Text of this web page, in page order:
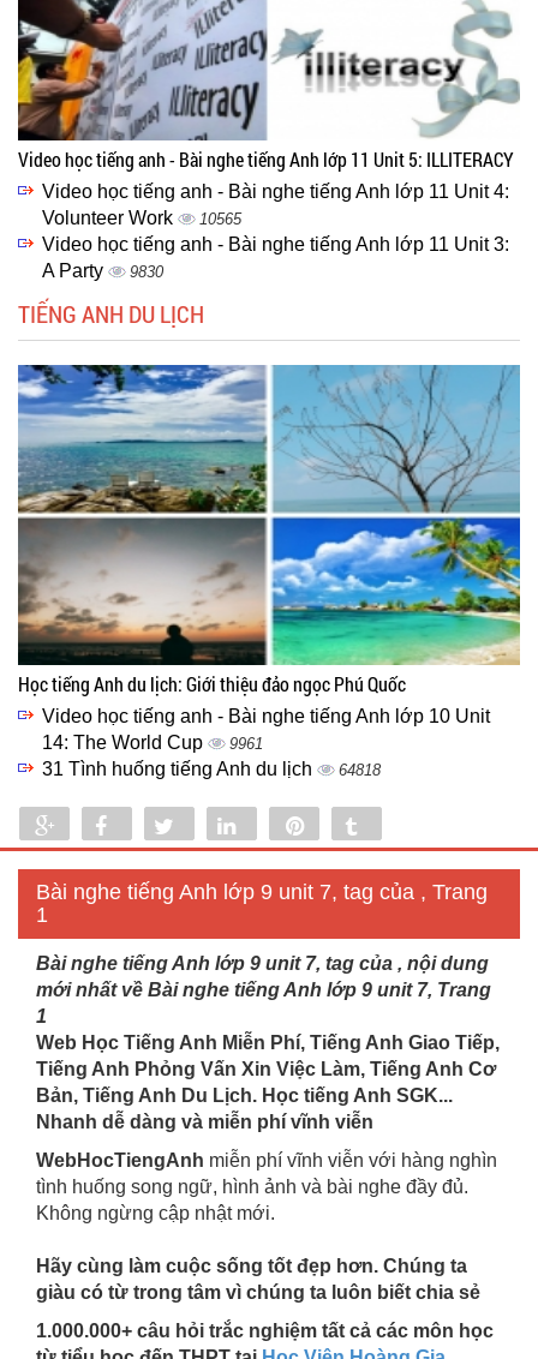
Video học tiếng anh - Bài nghe tiếng Anh lớp 11 Unit 5: ILLITERACY
Video học tiếng anh - Bài nghe tiếng Anh lớp 11 Unit 4:
Volunteer Work
10565
Video học tiếng anh - Bài nghe tiếng Anh lớp 11 Unit 3:
A Party
9830
TIẾNG ANH DU LỊCH
Học tiếng Anh du lịch: Giới thiệu đảo ngọc Phú Quốc
Video học tiếng anh - Bài nghe tiếng Anh lớp 10 Unit
14: The World Cup
9961
31 Tình huống tiếng Anh du lịch 64818
Share Share Tweet Share
Bài nghe tiếng Anh lớp 9 unit 7, tag của , Trang
1
Bài nghe tiếng Anh lớp 9 unit 7, tag của , nội dung
mới nhất về Bài nghe tiếng Anh lớp 9 unit 7, Trang
1
Web Học Tiếng Anh Miễn Phí, Tiếng Anh Giao Tiếp,
Tiếng Anh Phỏng Vấn Xin Việc Làm, Tiếng Anh Cơ
Bản, Tiếng Anh Du Lịch. Học tiếng Anh SGK...
Nhanh dễ dàng và miễn phí vĩnh viễn
WebHocTiengAnh miễn phí vĩnh viễn với hàng nghìn
tình huống song ngữ, hình ảnh và bài nghe đầy đủ.
Không ngừng cập nhật mới.
Hãy cùng làm cuộc sống tốt đẹp hơn. Chúng ta
giàu có từ trong tâm vì chúng ta luôn biết chia sẻ
1.000.000+ câu hỏi trắc nghiệm tất cả các môn học